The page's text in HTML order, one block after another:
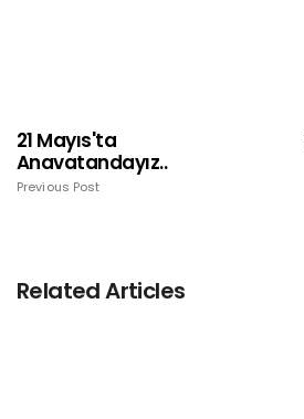
21 Mayıs'ta
Anavatandayız..
Previous Post
Related Articles